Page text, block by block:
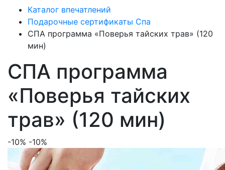
Каталог впечатлений
Подарочные сертификаты Спа
СПА программа «Поверья тайских трав» (120
мин)
СПА программа
«Поверья тайских
трав» (120 мин)
-10% -10%